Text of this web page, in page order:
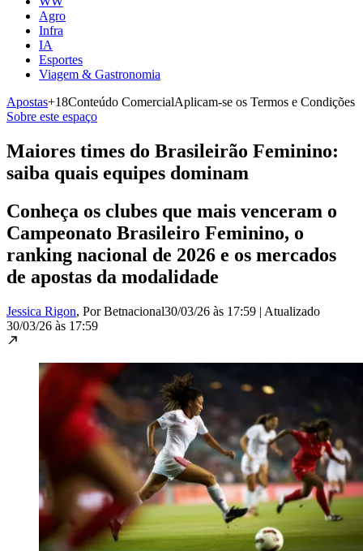
Agro
Infra
IA
Esportes
Viagem & Gastronomia
Apostas+18Conteúdo ComercialAplicam-se os Termos e Condições
Sobre este espaço
Maiores times do Brasileirão Feminino:
saiba quais equipes dominam
Conheça os clubes que mais venceram o
Campeonato Brasileiro Feminino, o
ranking nacional de 2026 e os mercados
de apostas da modalidade
Jessica Rigon, Por Betnacional30/03/26 às 17:59 | Atualizado
30/03/26 às 17:59